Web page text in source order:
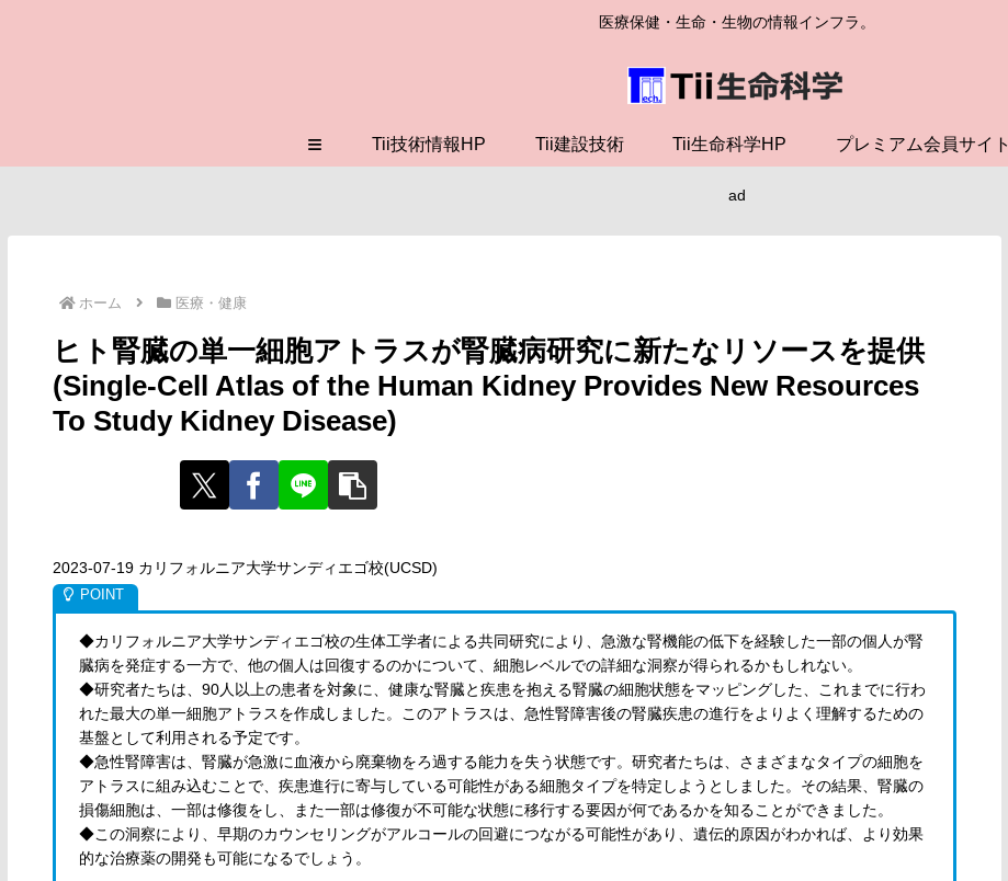
医療保健・生命・生物の情報インフラ。
≡ Tii技術情報HP Tii建設技術 Tii生命科学HP プレミアム会員サイト
ad
ホーム 医療・健康
ヒト腎臓の単一細胞アトラスが腎臓病研究に新たなリソースを提供
(Single-Cell Atlas of the Human Kidney Provides New Resources
To Study Kidney Disease)
2023-07-19 カリフォルニア大学サンディエゴ校(UCSD)
◆カリフォルニア大学サンディエゴ校の生体工学者による共同研究により、急激な腎機能の低下を経験した一部の個人が腎
臓病を発症する一方で、他の個人は回復するのかについて、細胞レベルでの詳細な洞察が得られるかもしれない。
◆研究者たちは、90人以上の患者を対象に、健康な腎臓と疾患を抱える腎臓の細胞状態をマッピングした、これまでに行わ
れた最大の単一細胞アトラスを作成しました。このアトラスは、急性腎障害後の腎臓疾患の進行をよりよく理解するための
基盤として利用される予定です。
◆急性腎障害は、腎臓が急激に血液から廃棄物をろ過する能力を失う状態です。研究者たちは、さまざまなタイプの細胞を
アトラスに組み込むことで、疾患進行に寄与している可能性がある細胞タイプを特定しようとしました。その結果、腎臓の
損傷細胞は、一部は修復をし、また一部は修復が不可能な状態に移行する要因が何であるかを知ることができました。
◆この洞察により、早期のカウンセリングがアルコールの回避につながる可能性があり、遺伝的原因がわかれば、より効果
的な治療薬の開発も可能になるでしょう。